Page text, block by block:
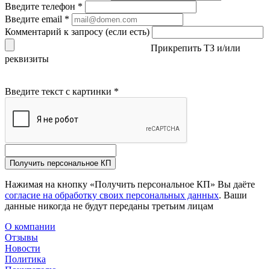
Введите телефон *
Введите email *
Комментарий к запросу (если есть)
Прикрепить ТЗ и/или
реквизиты
Введите текст с картинки *
Получить персональное КП
Нажимая на кнопку «Получить персональное КП» Вы даёте
согласие на обработку своих персональных данных. Ваши
данные никогда не будут переданы третьим лицам
О компании
Отзывы
Новости
Политика